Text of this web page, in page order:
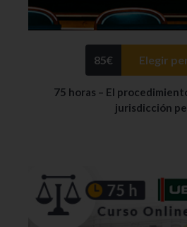
85€ Elegir
75 horas – El
jurisdicción